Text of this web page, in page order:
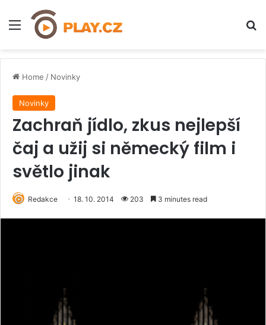
Menu
Home / Novinky
Novinky
Zachraň jídlo, zkus nejlepší
čaj a užij si německý film i
světlo jinak
Redakce 18. 10. 2014 203 3 minutes read